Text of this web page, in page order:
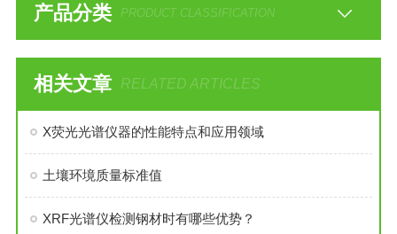
产品分类 PRODUCT CLASSIFICATION
相关文章 RELATED ARTICLES
X荧光光谱仪器的性能特点和应用领域
土壤环境质量标准值
XRF光谱仪检测钢材时有哪些优势？